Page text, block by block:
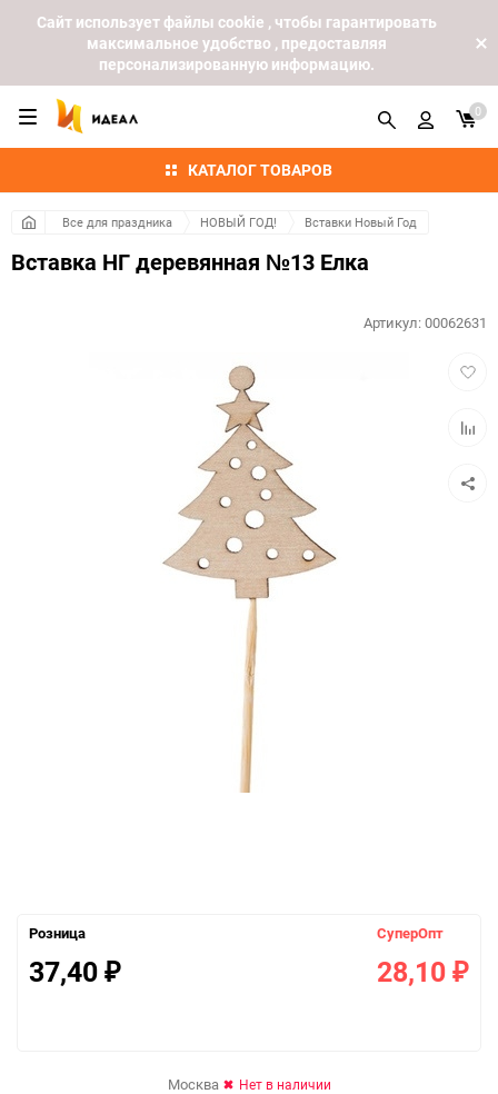
Cайт использует файлы cookie , чтобы гарантировать
максимальное удобство , предоставляя
персонализированную информацию.
КАТАЛОГ ТОВАРОВ
0
Все для праздника НОВЫЙ ГОД! Вставки Новый Год
Вставка НГ деревянная №13 Елка
Артикул:00062631
Розница
37,40 ₽
СуперОпт
28,10 ₽
Москва Нет в наличии